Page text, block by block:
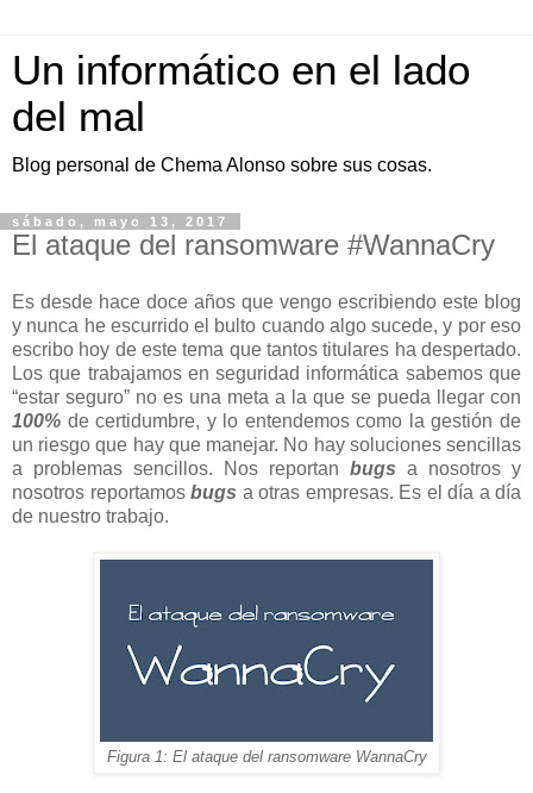
Un informático en el lado
del mal
Blog personal de Chema Alonso sobre sus cosas.
sábado, mayo 13, 2017
El ataque del ransomware #WannaCry
Es desde hace doce años que vengo escribiendo este blog
y nunca he escurrido el bulto cuando algo sucede, y por eso
escribo hoy de este tema que tantos titulares ha despertado.
Los que trabajamos en seguridad informática sabemos que
“estar seguro” no es una meta a la que se pueda llegar con
100% de certidumbre, y lo entendemos como la gestión de
un riesgo que hay que manejar. No hay soluciones sencillas
a problemas sencillos. Nos reportan bugs a nosotros y
nosotros reportamos bugs a otras empresas. Es el día a día
de nuestro trabajo.
Figura 1: El ataque del ransomware WannaCry